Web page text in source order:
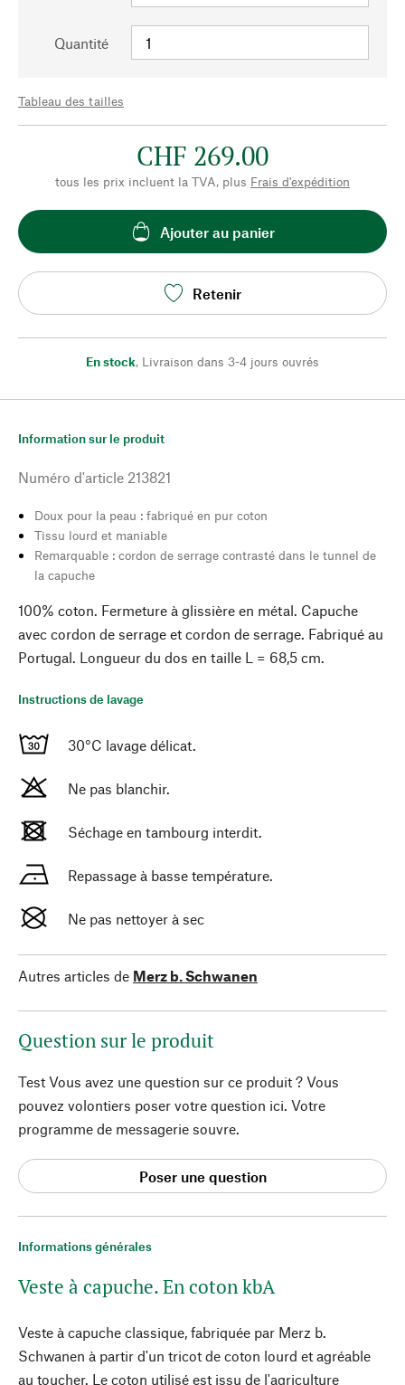
Quantité
Tableau des tailles
CHF 269.00
tous les prix incluent la TVA, plus Frais d'expédition
Ajouter au panier
Retenir
En stock, Livraison dans 3-4 jours ouvrés
Informations générales
Veste à capuche. En coton kbA
Veste à capuche classique, fabriquée par Merz b.
Schwanen à partir d'un tricot de coton lourd et agréable
au toucher. Le coton utilisé est issu de l'agriculture
Information sur le produit
Numéro d'article 213821
Doux pour la peau : fabriqué en pur coton
Tissu lourd et maniable
Remarquable : cordon de serrage contrasté dans le tunnel de
la capuche
100% coton. Fermeture à glissière en métal. Capuche
avec cordon de serrage et cordon de serrage. Fabriqué au
Portugal. Longueur du dos en taille L = 68,5 cm.
Instructions de lavage
30°C lavage délicat.
Ne pas blanchir.
Séchage en tambourg interdit.
Repassage à basse température.
Ne pas nettoyer à sec
Autres articles de Merz b. Schwanen
Question sur le produit
Test Vous avez une question sur ce produit ? Vous
pouvez volontiers poser votre question ici. Votre
programme de messagerie souvre.
Poser une question